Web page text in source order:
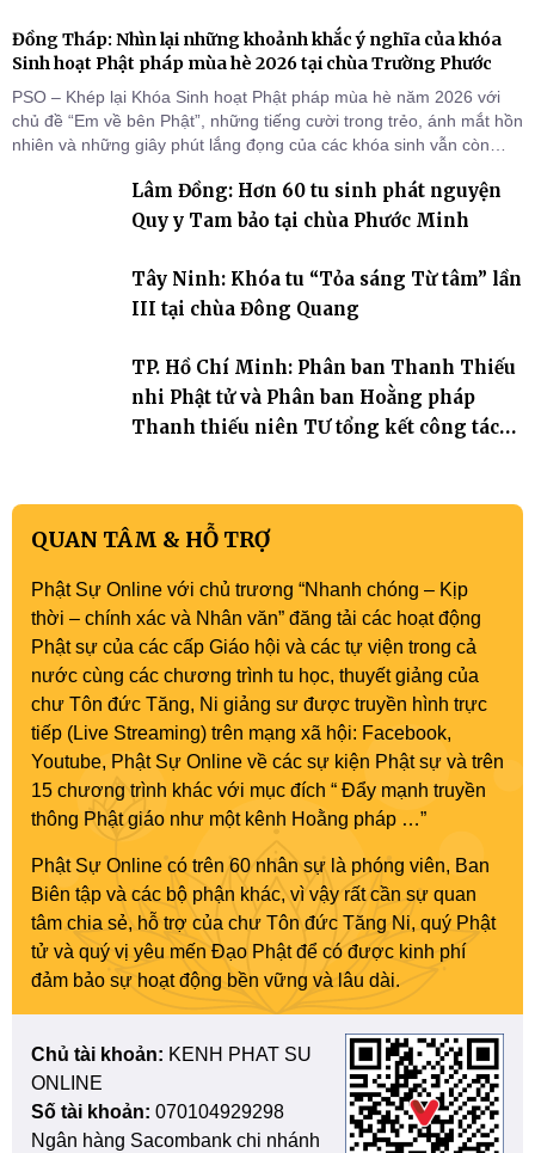
Đồng Tháp: Nhìn lại những khoảnh khắc ý nghĩa của khóa
Sinh hoạt Phật pháp mùa hè 2026 tại chùa Trường Phước
PSO – Khép lại Khóa Sinh hoạt Phật pháp mùa hè năm 2026 với
chủ đề “Em về bên Phật”, những tiếng cười trong trẻo, ánh mắt hồn
nhiên và những giây phút lắng đọng của các khóa sinh vẫn còn
Tháp). Những tuần tu học ngắn ngủi nhưng đã trở thành hành
trang quý báu, gieo những hạt giống thiện l
Lâm Đồng: Hơn 60 tu sinh phát nguyện
Quy y Tam bảo tại chùa Phước Minh
Tây Ninh: Khóa tu “Tỏa sáng Từ tâm” lần
III tại chùa Đông Quang
TP. Hồ Chí Minh: Phân ban Thanh Thiếu
nhi Phật tử và Phân ban Hoằng pháp
Thanh thiếu niên TƯ tổng kết công tác
QUAN TÂM & HỖ TRỢ
Phật Sự Online với chủ trương “Nhanh chóng – Kịp
thời – chính xác và Nhân văn” đăng tải các hoạt động
Phật sự của các cấp Giáo hội và các tự viện trong cả
nước cùng các chương trình tu học, thuyết giảng của
chư Tôn đức Tăng, Ni giảng sư được truyền hình trực
tiếp (Live Streaming) trên mạng xã hội: Facebook,
Youtube, Phật Sự Online về các sự kiện Phật sự và trên
15 chương trình khác với mục đích “ Đẩy mạnh truyền
thông Phật giáo như một kênh Hoằng pháp …”
Phật Sự Online có trên 60 nhân sự là phóng viên, Ban
Biên tập và các bộ phận khác, vì vậy rất cần sự quan
tâm chia sẻ, hỗ trợ của chư Tôn đức Tăng Ni, quý Phật
tử và quý vị yêu mến Đạo Phật để có được kinh phí
đảm bảo sự hoạt động bền vững và lâu dài.
Chủ tài khoản: KENH PHAT SU
ONLINE
Số tài khoản: 070104929298
Ngân hàng Sacombank chi nhánh